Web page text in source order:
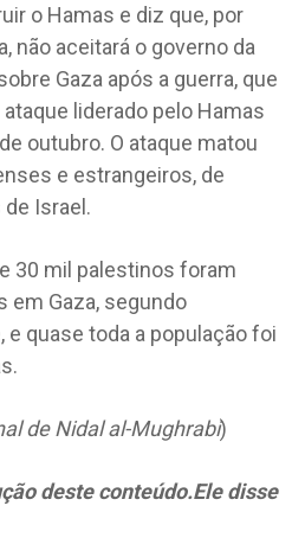
o Hamas e diz que, por
não aceitará o governo da
Gaza após a guerra, que
liderado pelo Hamas
outubro. O ataque matou
e estrangeiros, de
Israel.
30 mil palestinos foram
Gaza, segundo
e quase toda a população foi
de Nidal al-Mughrabi)
deste conteúdo.Ele disse